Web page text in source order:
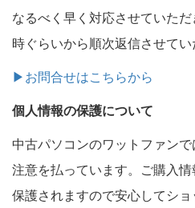
なるべく早く対応させていた
時ぐらいから順次返信させてい
▶お問合せはこちらから
個人情報の保護について
中古パソコンのワットファン
注意を払っています。ご購入
保護されますので安心してシ